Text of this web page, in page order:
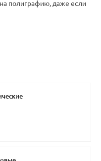
полиграфию, даже если